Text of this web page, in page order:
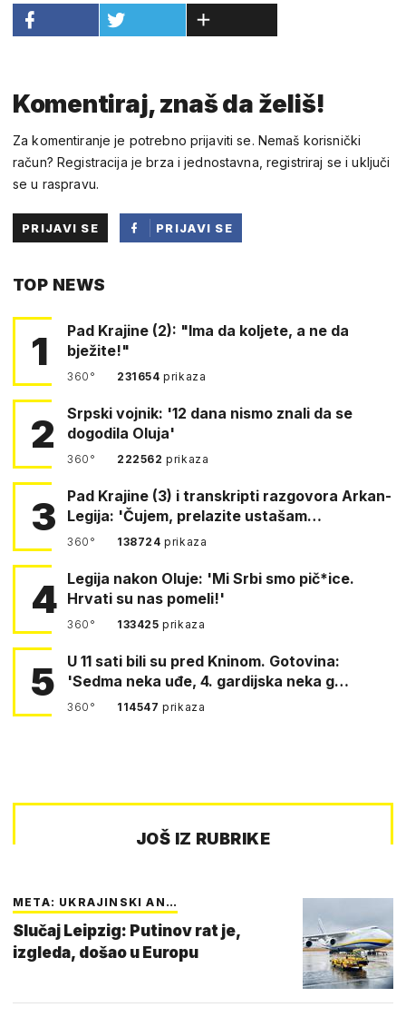
Komentiraj, znaš da želiš!
Za komentiranje je potrebno prijaviti se. Nemaš korisnički
račun? Registracija je brza i jednostavna, registriraj se i uključi
se u raspravu.
PRIJAVI SE
PRIJAVI SE
TOP NEWS
1
Pad Krajine (2): "Ima da koljete, a ne da
bježite!"
360° 231654prikaza
2
Srpski vojnik: '12 dana nismo znali da se
dogodila Oluja'
360° 222562prikaza
3
Pad Krajine (3) i transkripti razgovora Arkan-
Legija: 'Čujem, prelazite ustašam…
360° 138724prikaza
4 Legija nakon Oluje: 'Mi Srbi smo pič*ice.
Hrvati su nas pomeli!'
360° 133425prikaza
5
U 11 sati bili su pred Kninom. Gotovina:
'Sedma neka uđe, 4. gardijska neka g…
360° 114547prikaza
JOŠ IZ RUBRIKE
META: UKRAJINSKI AN…
Slučaj Leipzig: Putinov rat je,
izgleda, došao u Europu